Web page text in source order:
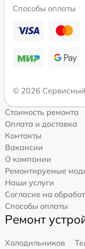
Способы оплаты
© 2026
Стоимость ремонта
Оплата и доставка
Контакты
Вакансии
О компании
Ремонтируемые
Наши услуги
Согласие на
Способы оплаты
Ремонт
Холодильников